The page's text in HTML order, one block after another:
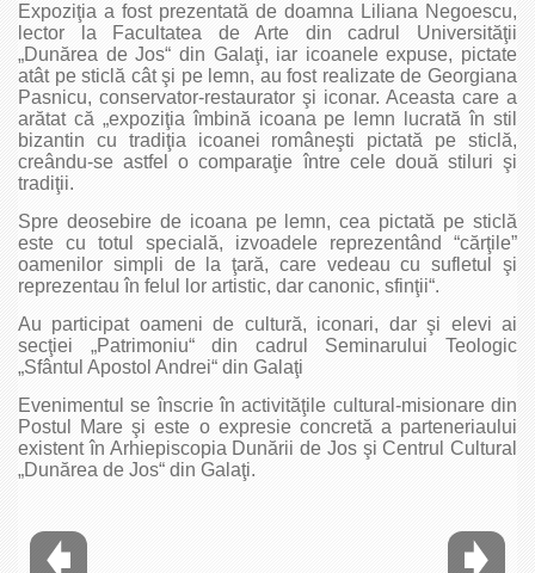
Expoziţia a fost prezentată de doamna Liliana Negoescu,
lector la Facultatea de Arte din cadrul Universităţii
„Dunărea de Jos“ din Galaţi, iar icoanele expuse, pictate
atât pe sticlă cât şi pe lemn, au fost realizate de Georgiana
Pasnicu, conservator-restaurator şi iconar. Aceasta care a
arătat că „expoziţia îmbină icoana pe lemn lucrată în stil
bizantin cu tradiţia icoanei româneşti pictată pe sticlă,
creându-se astfel o comparaţie între cele două stiluri şi
tradiţii.
Spre deosebire de icoana pe lemn, cea pictată pe sticlă
este cu totul specială, izvoadele reprezentând “cărţile”
oamenilor simpli de la ţară, care vedeau cu sufletul şi
reprezentau în felul lor artistic, dar canonic, sfinţii“.
Au participat oameni de cultură, iconari, dar şi elevi ai
secţiei „Patrimoniu“ din cadrul Seminarului Teologic
„Sfântul Apostol Andrei“ din Galaţi
Evenimentul se înscrie în activităţile cultural-misionare din
Postul Mare şi este o expresie concretă a parteneriaului
existent în Arhiepiscopia Dunării de Jos şi Centrul Cultural
„Dunărea de Jos“ din Galaţi.